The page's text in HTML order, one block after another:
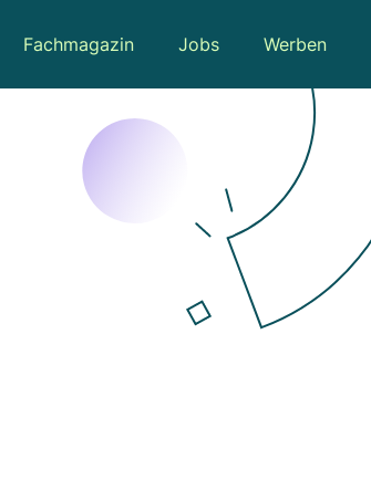
Fachmagazin Jobs Werben